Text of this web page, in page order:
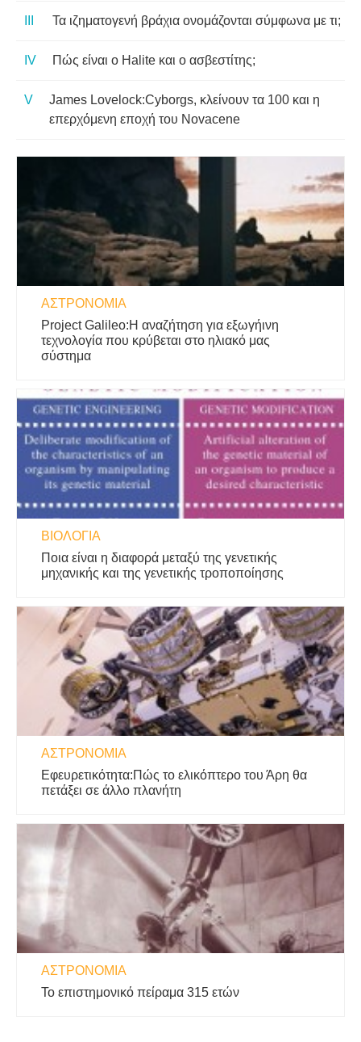
Τα ιζηματογενή βράχια ονομάζονται σύμφωνα με τι;
Πώς είναι ο Halite και ο ασβεστίτης;
James Lovelock:Cyborgs, κλείνουν τα 100 και η
επερχόμενη εποχή του Novacene
ΑΣΤΡΟΝΟΜΊΑ
Project Galileo:Η αναζήτηση για εξωγήινη
τεχνολογία που κρύβεται στο ηλιακό μας
σύστημα
ΒΙΟΛΟΓΊΑ
Ποια είναι η διαφορά μεταξύ της γενετικής
μηχανικής και της γενετικής τροποποίησης
ΑΣΤΡΟΝΟΜΊΑ
Εφευρετικότητα:Πώς το ελικόπτερο του Άρη θα
πετάξει σε άλλο πλανήτη
ΑΣΤΡΟΝΟΜΊΑ
Το επιστημονικό πείραμα 315 ετών